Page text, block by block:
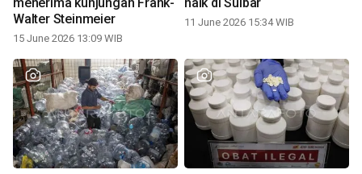
Walter Steinmeier
15 June 2026 13:09 WIB
11 June 2026 15:34 WIB